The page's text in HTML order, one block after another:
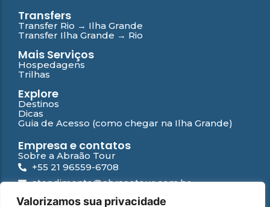
Valorizamos sua privacidade
Transfers
Transfer Rio → Ilha Grande
Transfer Ilha Grande → Rio
Mais Serviços
Hospedagens
Trilhas
Explore
Destinos
Dicas
Guia de Acesso (como chegar na Ilha Grande)
Empresa e contatos
Sobre a Abraão Tour
+55 21 96559-6708
atendimento@abraaotour.com.br
Ilha Grande